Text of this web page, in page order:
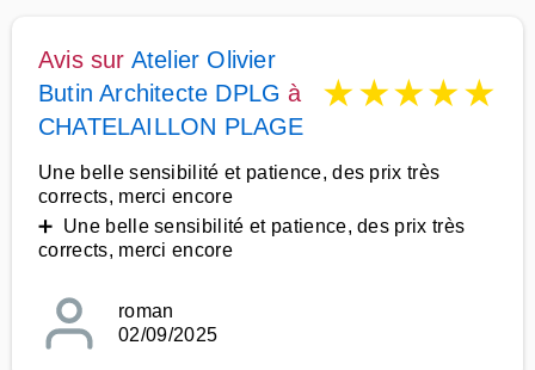
Avis sur Atelier Olivier
Butin Architecte DPLG à
CHATELAILLON PLAGE
★★★★★
Une belle sensibilité et patience, des prix très
corrects, merci encore
➕ Une belle sensibilité et patience, des prix très
corrects, merci encore
roman
02/09/2025